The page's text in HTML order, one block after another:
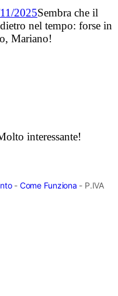
2025Sembra che il
nel tempo: forse in
Mariano!
interessante!
- Come Funziona - P.IVA